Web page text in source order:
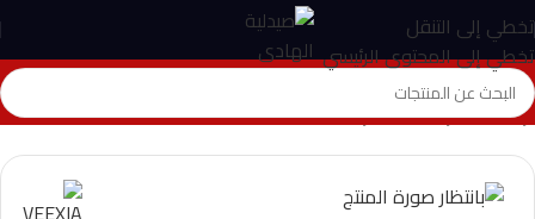
تخطي إلى التنقل
تخطي إلى المحتوى الرئيسي
الرئيسية>المتجر>العناية بالبشرة>
Vee Allure Micellar Water 200ml